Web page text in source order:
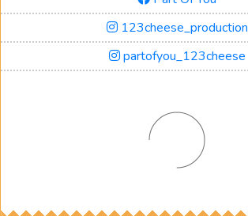
123cheese_production
partofyou_123cheese